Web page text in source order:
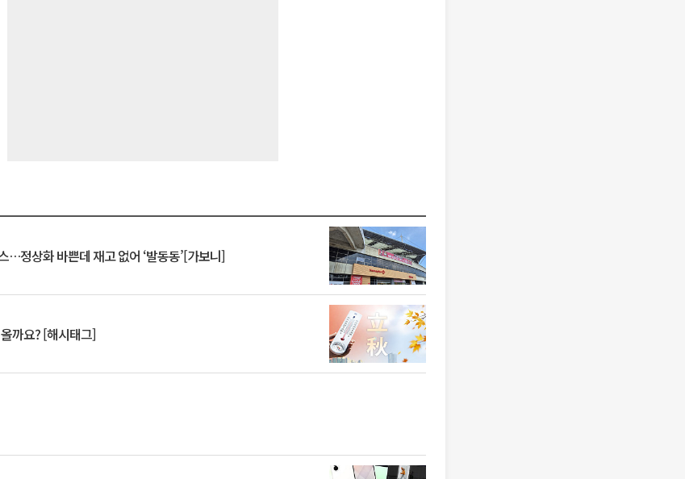
…정상화 바쁜데 재고 없어 ‘발동동’[가보니]
까요? [해시태그]